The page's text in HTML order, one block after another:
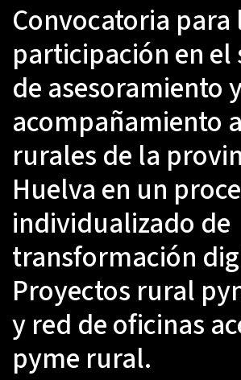
Convocatoria para
participación en el
de asesoramiento
acompañamiento
rurales de la
Huelva en un
individualizado de
transformación
Proyectos rural
y red de oficinas
pyme rural.